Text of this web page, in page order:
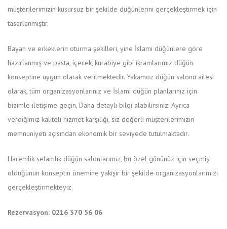
müşterilerimizin kusursuz bir şekilde düğünlerini gerçekleştirmek için
tasarlanmıştır.
Bayan ve erkeklerin oturma şekilleri, yine İslami düğünlere göre
hazırlanmış ve pasta, içecek, kurabiye gibi ikramlarımız düğün
konseptine uygun olarak verilmektedir. Yakamoz düğün salonu ailesi
olarak, tüm organizasyonlarınız ve İslami düğün planlarınız için
bizimle iletişime geçin, Daha detaylı bilgi alabilirsiniz. Ayrıca
verdiğimiz kaliteli hizmet karşılığı, siz değerli müşterilerimizin
memnuniyeti açısından ekonomik bir seviyede tutulmaktadır.
Haremlik selamlık düğün salonlarımız, bu özel gününüz için seçmiş
olduğunun konseptin önemine yakışır bir şekilde organizasyonlarımızı
gerçekleştirmekteyiz.
Rezervasyon: 0216 370 56 06